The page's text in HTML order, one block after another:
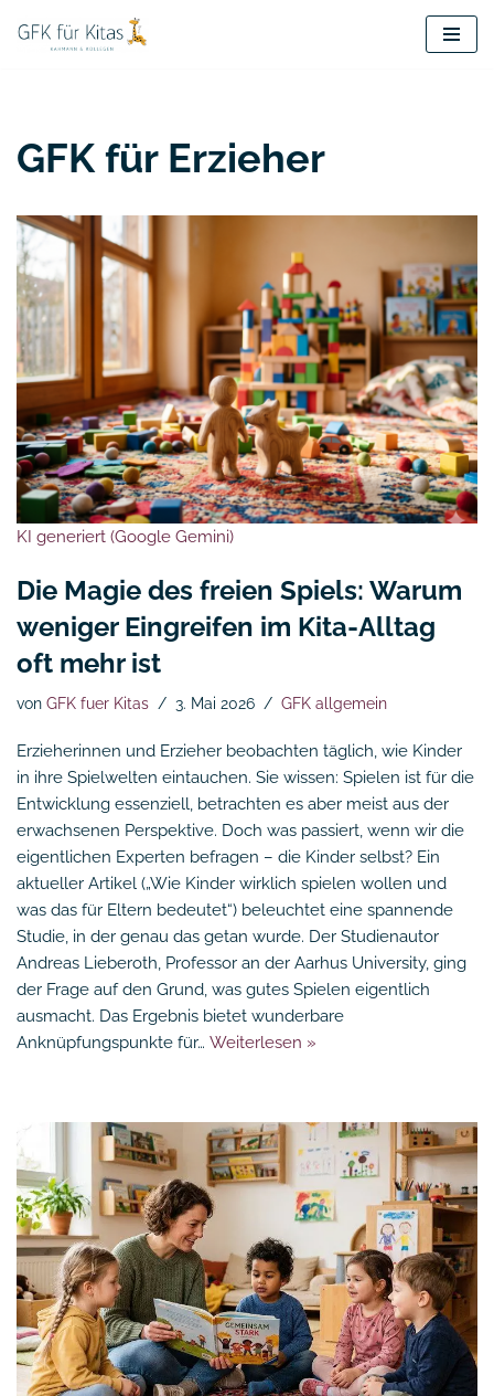
GFK für Erzieher
KI generiert (Google Gemini)
Die Magie des freien Spiels: Warum
weniger Eingreifen im Kita-Alltag
oft mehr ist
von GFK fuer Kitas 3. Mai 2026 GFK allgemein
Erzieherinnen und Erzieher beobachten täglich, wie Kinder
in ihre Spielwelten eintauchen. Sie wissen: Spielen ist für die
Entwicklung essenziell, betrachten es aber meist aus der
erwachsenen Perspektive. Doch was passiert, wenn wir die
eigentlichen Experten befragen – die Kinder selbst? Ein
aktueller Artikel („Wie Kinder wirklich spielen wollen und
was das für Eltern bedeutet“) beleuchtet eine spannende
Studie, in der genau das getan wurde. Der Studienautor
Andreas Lieberoth, Professor an der Aarhus University, ging
der Frage auf den Grund, was gutes Spielen eigentlich
ausmacht. Das Ergebnis bietet wunderbare
Anknüpfungspunkte für… Weiterlesen »